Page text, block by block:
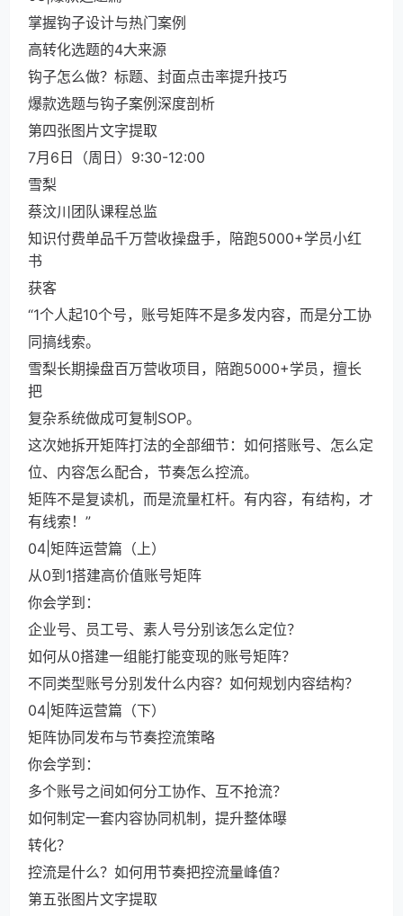
掌握钩子设计与热门案例
高转化选题的4大来源
钩子怎么做？标题、封面点击率提升技巧
爆款选题与钩子案例深度剖析
第四张图片文字提取
7月6日（周日）9:30-12:00
雪梨
蔡汶川团队课程总监
知识付费单品千万营收操盘手，陪跑5000+学员小红
书
获客
“1个人起10个号，账号矩阵不是多发内容，而是分工协
同搞线索。
雪梨长期操盘百万营收项目，陪跑5000+学员，擅长
把
复杂系统做成可复制SOP。
这次她拆开矩阵打法的全部细节：如何搭账号、怎么定
位、内容怎么配合，节奏怎么控流。
矩阵不是复读机，而是流量杠杆。有内容，有结构，才
有线索！”
04|矩阵运营篇（上）
从0到1搭建高价值账号矩阵
你会学到：
企业号、员工号、素人号分别该怎么定位？
如何从0搭建一组能打能变现的账号矩阵？
不同类型账号分别发什么内容？如何规划内容结构？
04|矩阵运营篇（下）
矩阵协同发布与节奏控流策略
你会学到：
多个账号之间如何分工协作、互不抢流？
如何制定一套内容协同机制，提升整体曝
转化？
控流是什么？如何用节奏把控流量峰值？
第五张图片文字提取